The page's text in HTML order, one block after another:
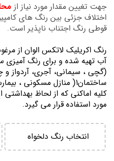
جهت تغیین مقدار مورد نیاز از
اختلاف جزئی بین رنگ های
قوطی رنگ اجتناب ناپذیر است.
رنگ اكريليك لاتكس الوان از
آب تهيه شده و برای رنگ آمیزی
(گچی ، سیمانی، آجری، آردواز
ساختمان1( منازل مسكوني
كليه اماكني كه از لحاظ
مورد استفاده قرار می گیرد.
انتخاب رنگ دلخواه